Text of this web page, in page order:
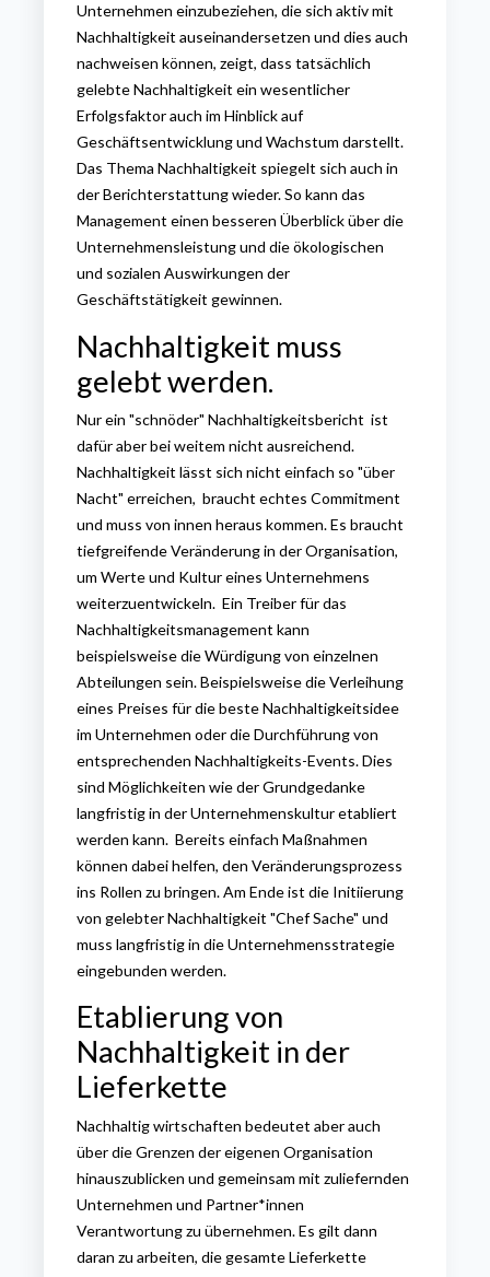
Un­ter­neh­men einzubeziehen, die sich ak­tiv mit
Nach­hal­tig­keit aus­ein­an­der­set­zen und dies auch
nach­wei­sen kön­nen, zeigt, dass tatsächlich
gelebte Nachhaltigkeit ein wesentlicher
Erfolgsfaktor auch im Hinblick auf
Geschäftsentwicklung und Wachstum darstellt.
Das Thema Nachhaltigkeit spiegelt sich auch in
der Berichterstattung wieder. So kann das
Management einen besseren Überblick über die
Unternehmensleistung und die ökologischen
und sozialen Auswirkungen der
Geschäftstätigkeit gewinnen.
Nachhaltigkeit muss
gelebt werden.
Nur ein "schnöder" Nachhaltigkeitsbericht ist
dafür aber bei weitem nicht ausreichend.
Nachhaltigkeit lässt sich nicht einfach so "über
Nacht" erreichen, braucht echtes Commitment
und muss von innen heraus kommen. Es braucht
tiefgreifende Veränderung in der Organisation,
um Werte und Kultur eines Unternehmens
weiterzuentwickeln. Ein Treiber für das
Nachhaltigkeitsmanagement kann
beispielsweise die Würdigung von einzelnen
Abteilungen sein. Beispielsweise die Verleihung
eines Preises für die beste Nachhaltigkeitsidee
im Unternehmen oder die Durchführung von
entsprechenden Nachhaltigkeits-Events. Dies
sind Möglichkeiten wie der Grundgedanke
langfristig in der Unternehmenskultur etabliert
werden kann. Bereits einfach Maßnahmen
können dabei helfen, den Veränderungsprozess
ins Rollen zu bringen. Am Ende ist die Initiierung
von gelebter Nachhaltigkeit "Chef Sache" und
muss langfristig in die Unternehmensstrategie
eingebunden werden.
Etablierung von
Nachhaltigkeit in der
Lieferkette
Nachhaltig wirtschaften bedeutet aber auch
über die Grenzen der eigenen Organisation
hinauszublicken und gemeinsam mit zuliefernden
Unternehmen und Partner*innen
Verantwortung zu übernehmen. Es gilt dann
daran zu arbeiten, die gesamte Lieferkette